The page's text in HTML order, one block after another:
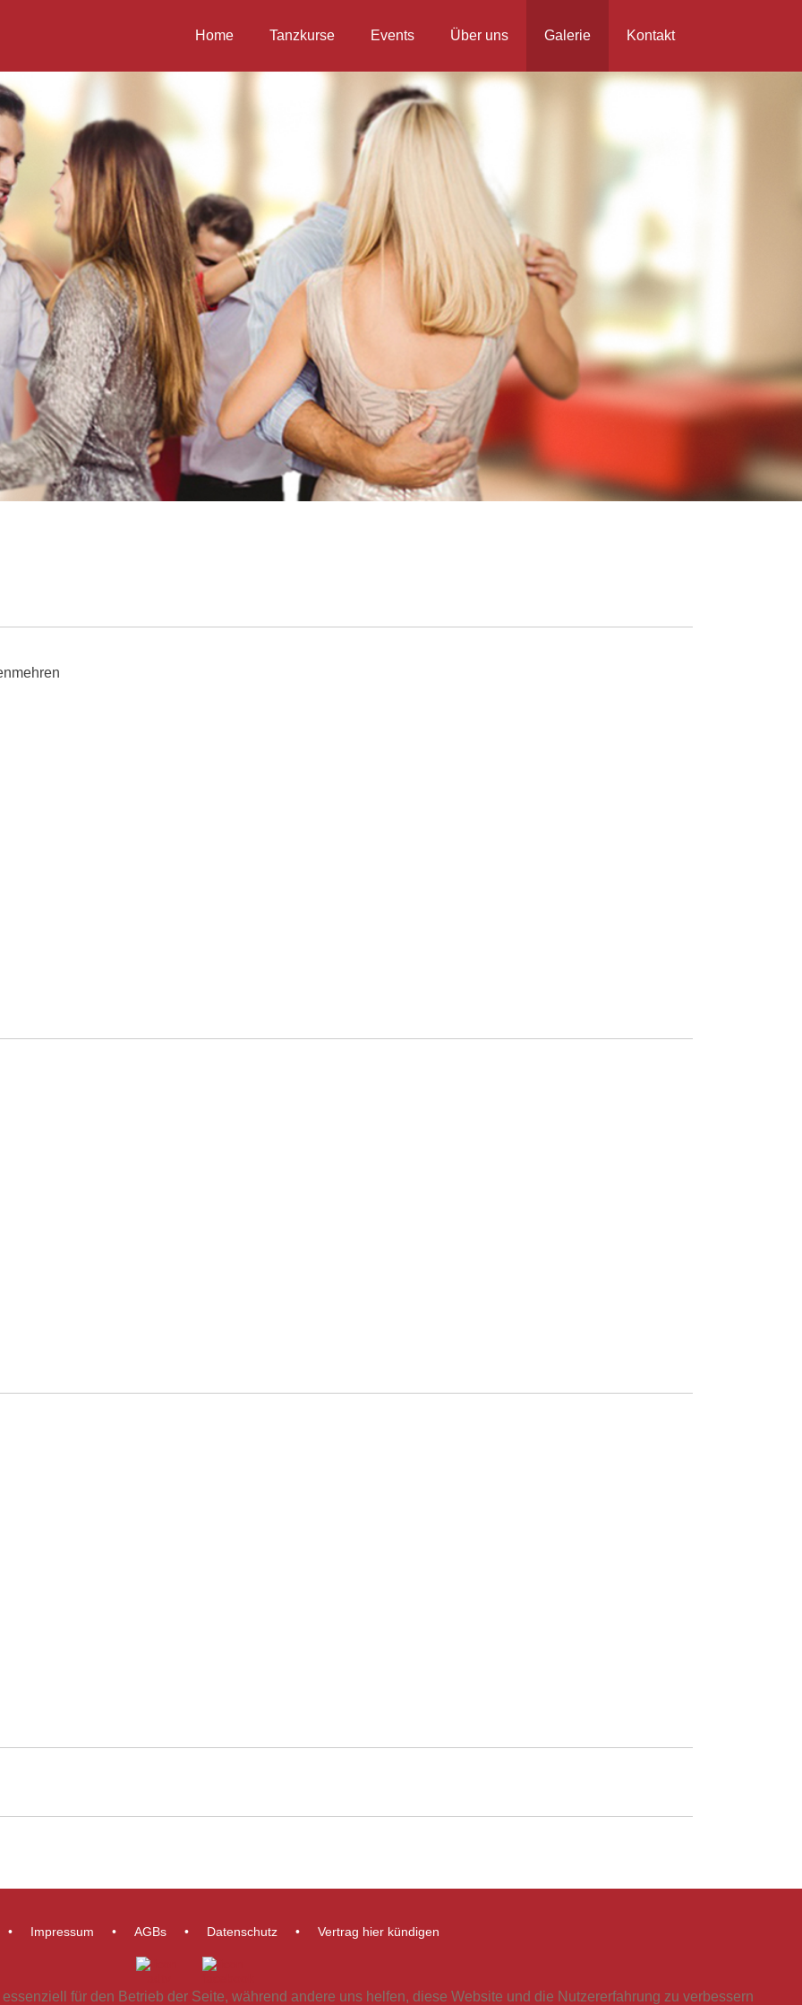
Home Tanzkurse Events Über uns Galerie Kontakt
Impressum AGBs Datenschutz Vertrag hier kündigen
für den Betrieb der Seite, während andere uns helfen, diese Website und die Nutzererfahrung zu verbessern